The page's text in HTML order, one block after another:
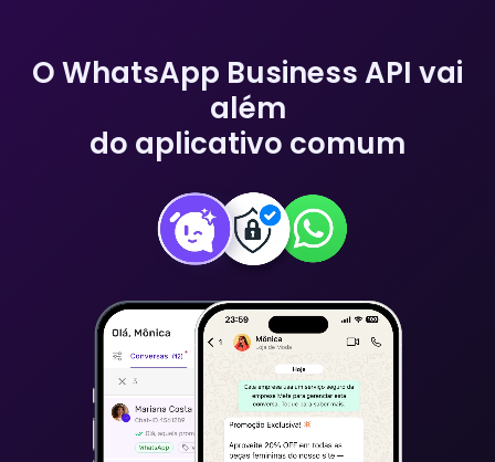
O WhatsApp Business API vai
além
do aplicativo comum